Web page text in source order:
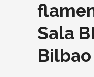
Sala
Bilbao